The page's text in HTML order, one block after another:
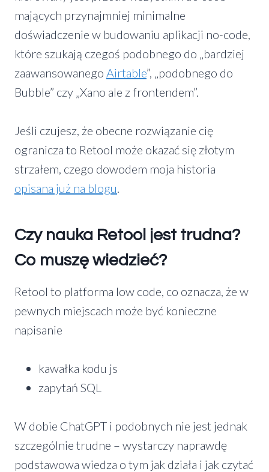
mających przynajmniej minimalne
doświadczenie w budowaniu aplikacji no-code,
które szukają czegoś podobnego do „bardziej
zaawansowanego Airtable”, „podobnego do
Bubble” czy „Xano ale z frontendem”.
Jeśli czujesz, że obecne rozwiązanie cię
ogranicza to Retool może okazać się złotym
strzałem, czego dowodem moja historia
opisana już na blogu.
Czy nauka Retool jest trudna?
Co muszę wiedzieć?
Retool to platforma low code, co oznacza, że w
pewnych miejscach może być konieczne
napisanie
kawałka kodu js
zapytań SQL
W dobie ChatGPT i podobnych nie jest jednak
szczególnie trudne – wystarczy naprawdę
podstawowa wiedza o tym jak działa i jak czytać